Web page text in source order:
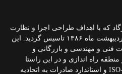
که با اهداف طراحی اجرا و نظارت
و تولید سازه های بتنی و فلزی د اردیبهشت ماه ۱۳۸۶ تاسیس گردید. این
فنی و مهندسی و بازرگانی و
راه اندازی و در این راستا
موفق به اخذ گواهینامه های ISO-9001 و استاندارد صادرات به اتحادیه